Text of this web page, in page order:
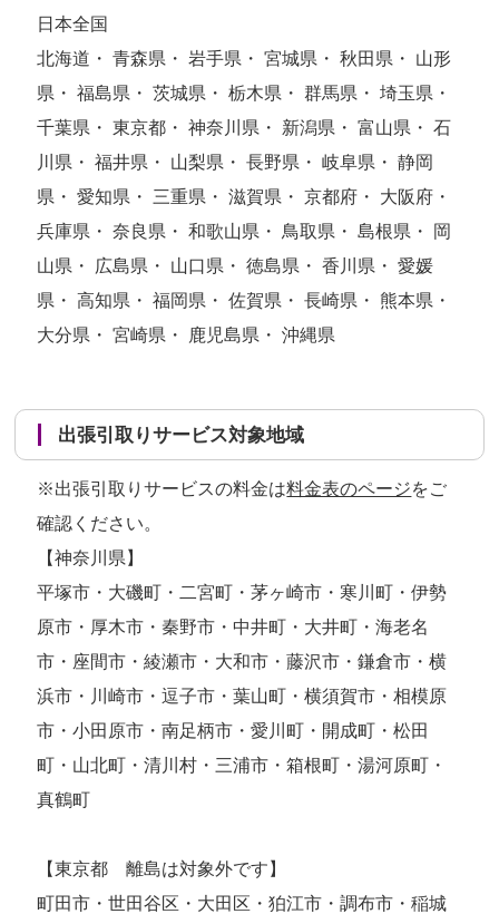
日本全国
北海道・ 青森県・ 岩手県・ 宮城県・ 秋田県・ 山形
県・ 福島県・ 茨城県・ 栃木県・ 群馬県・ 埼玉県・
千葉県・ 東京都・ 神奈川県・ 新潟県・ 富山県・ 石
川県・ 福井県・ 山梨県・ 長野県・ 岐阜県・ 静岡
県・ 愛知県・ 三重県・ 滋賀県・ 京都府・ 大阪府・
兵庫県・ 奈良県・ 和歌山県・ 鳥取県・ 島根県・ 岡
山県・ 広島県・ 山口県・ 徳島県・ 香川県・ 愛媛
県・ 高知県・ 福岡県・ 佐賀県・ 長崎県・ 熊本県・
大分県・ 宮崎県・ 鹿児島県・ 沖縄県
出張引取りサービス対象地域
※出張引取りサービスの料金は料金表のページをご
確認ください。
【神奈川県】
平塚市・大磯町・二宮町・茅ヶ崎市・寒川町・伊勢
原市・厚木市・秦野市・中井町・大井町・海老名
市・座間市・綾瀬市・大和市・藤沢市・鎌倉市・横
浜市・川崎市・逗子市・葉山町・横須賀市・相模原
市・小田原市・南足柄市・愛川町・開成町・松田
町・山北町・清川村・三浦市・箱根町・湯河原町・
真鶴町
【東京都 離島は対象外です】
町田市・世田谷区・大田区・狛江市・調布市・稲城